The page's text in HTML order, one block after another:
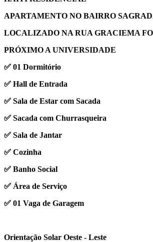
APARTAMENTO NO BAIRRO
LOCALIZADO NA RUA GRACIEMA
PRÓXIMO A UNIVERSIDADE
✅ 01 Dormitório
✅ Hall de Entrada
✅ Sala de Estar com Sacada
✅ Sacada com Churrasqueira
✅ Sala de Jantar
✅ Cozinha
✅ Banho Social
✅ Área de Serviço
✅ 01 Vaga de Garagem
Orientação Solar Oeste - Leste